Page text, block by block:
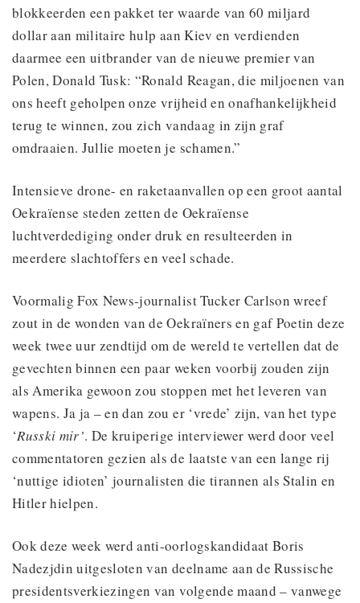
blokkeerden een pakket ter waarde van 60 miljard
dollar aan militaire hulp aan Kiev en verdienden
daarmee een uitbrander van de nieuwe premier van
Polen, Donald Tusk: “Ronald Reagan, die miljoenen van
ons heeft geholpen onze vrijheid en onafhankelijkheid
terug te winnen, zou zich vandaag in zijn graf
omdraaien. Jullie moeten je schamen.”
Intensieve drone- en raketaanvallen op een groot aantal
Oekraïense steden zetten de Oekraïense
luchtverdediging onder druk en resulteerden in
meerdere slachtoffers en veel schade.
Voormalig Fox News-journalist Tucker Carlson wreef
zout in de wonden van de Oekraïners en gaf Poetin deze
week twee uur zendtijd om de wereld te vertellen dat de
gevechten binnen een paar weken voorbij zouden zijn
als Amerika gewoon zou stoppen met het leveren van
wapens. Ja ja – en dan zou er ‘vrede’ zijn, van het type
‘Russki mir’. De kruiperige interviewer werd door veel
commentatoren gezien als de laatste van een lange rij
‘nuttige idioten’ journalisten die tirannen als Stalin en
Hitler hielpen.
Ook deze week werd anti-oorlogskandidaat Boris
Nadezjdin uitgesloten van deelname aan de Russische
presidentsverkiezingen van volgende maand – vanwege